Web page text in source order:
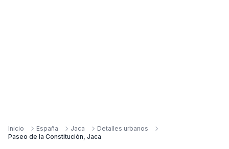
Inicio España Jaca
Detalles urbanos
Paseo de la Constitución, Jaca